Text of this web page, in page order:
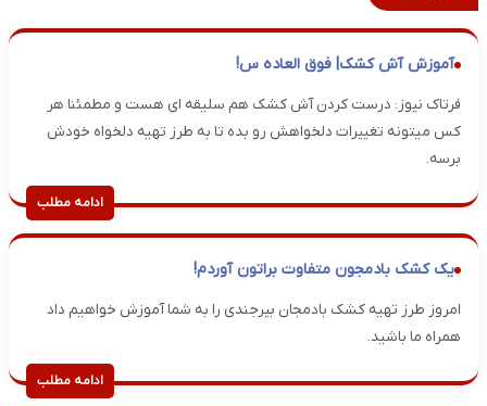
آموزش آش کشک| فوق العاده س!
فرتاک نیوز: درست کردن آش کشک هم سلیقه ای هست و مطمئنا هر
کس میتونه تغییرات دلخواهش رو بده تا به طرز تهیه دلخواه خودش
برسه.
ادامه مطلب
یک کشک بادمجون متفاوت براتون آوردم!
امروز طرز تهیه کشک بادمجان بیرجندی را به شما آموزش خواهیم داد
همراه ما باشید.
ادامه مطلب